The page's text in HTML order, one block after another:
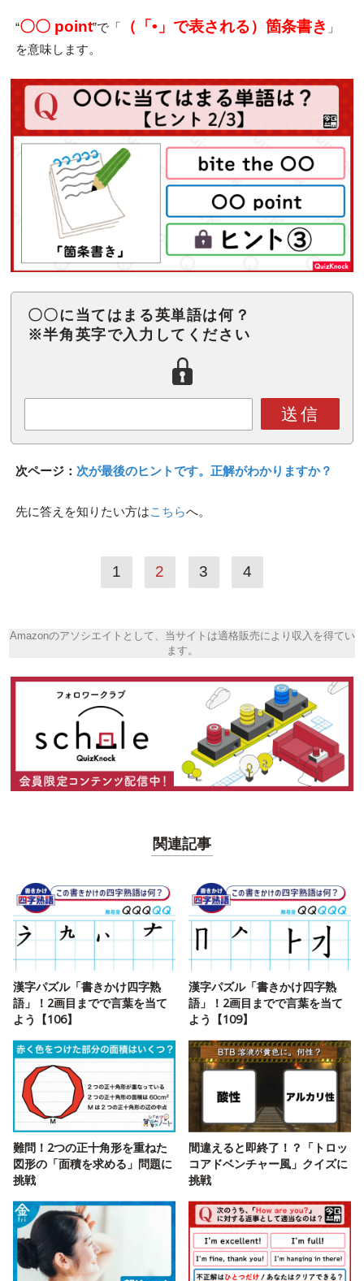
“〇〇 point”で「 （「•」で表される）箇条書き 」
を意味します。
〇〇に当てはまる英単語は何？
※半角英字で入力してください
送信
次ページ： 次が最後のヒントです。正解がわかりますか？
先に答えを知りたい方はこちらへ。
1 2 3 4
Amazonのアソシエイトとして、当サイトは適格販売により収入を得てい
ます。
関連記事
漢字パズル「書きかけ四字熟
語」！2画目までで言葉を当て
よう【106】
漢字パズル「書きかけ四字熟
語」！2画目までで言葉を当て
よう【109】
難問！2つの正十角形を重ねた
図形の「面積を求める」問題に
挑戦
間違えると即終了！？「トロッ
コアドベンチャー風」クイズに
挑戦